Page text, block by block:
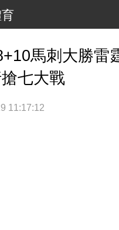
馬刺大勝雷
七大戰
11:17:12